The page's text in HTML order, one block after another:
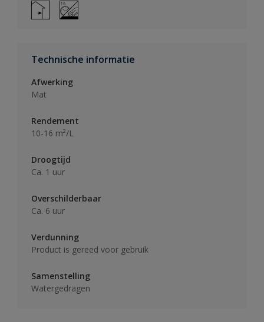
Technische informatie
Afwerking
Mat
Rendement
10-16 m²/L
Droogtijd
Ca. 1 uur
Overschilderbaar
Ca. 6 uur
Verdunning
Product is gereed voor gebruik
Samenstelling
Watergedragen